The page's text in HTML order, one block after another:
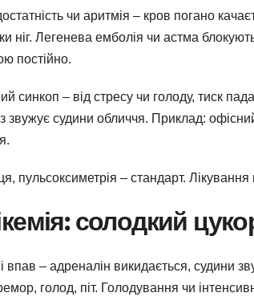
чи аритмія – кров погано
ніг. Легенева емболія чи астма
постійно.
синкоп – від стресу чи голоду, тиск
звужує судини обличчя. Приклад:
пульсоксиметрія – стандарт. Лікування
солодкий
впав – адреналін викидається, судини
голод, піт. Голодування чи